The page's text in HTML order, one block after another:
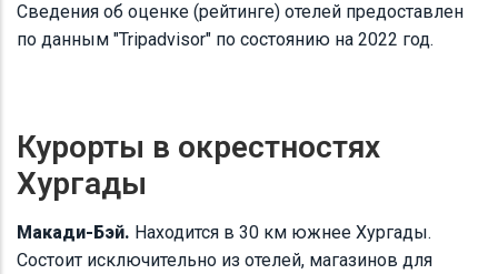
Сведения об оценке (рейтинге) отелей предоставлен
по данным "Tripadvisor" по состоянию на 2022 год.
Курорты в окрестностях
Хургады
Макади-Бэй. Находится в 30 км южнее Хургады.
Состоит исключительно из отелей, магазинов для